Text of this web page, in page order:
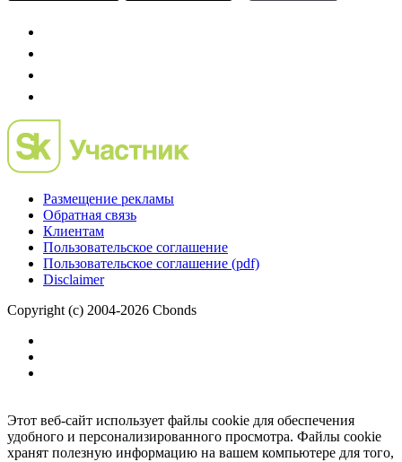
Размещение рекламы
Обратная связь
Пользовательское соглашение
Copyright (c) 2004-2026 Cbonds